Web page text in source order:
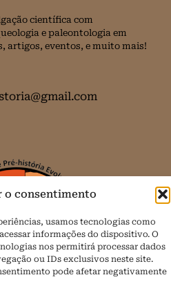
o consentimento
usamos tecnologias como
informações do dispositivo. O
nos permitirá processar dados
ou IDs exclusivos neste site.
pode afetar negativamente
científica com
e paleontologia em
artigos, eventos, e muito mais!